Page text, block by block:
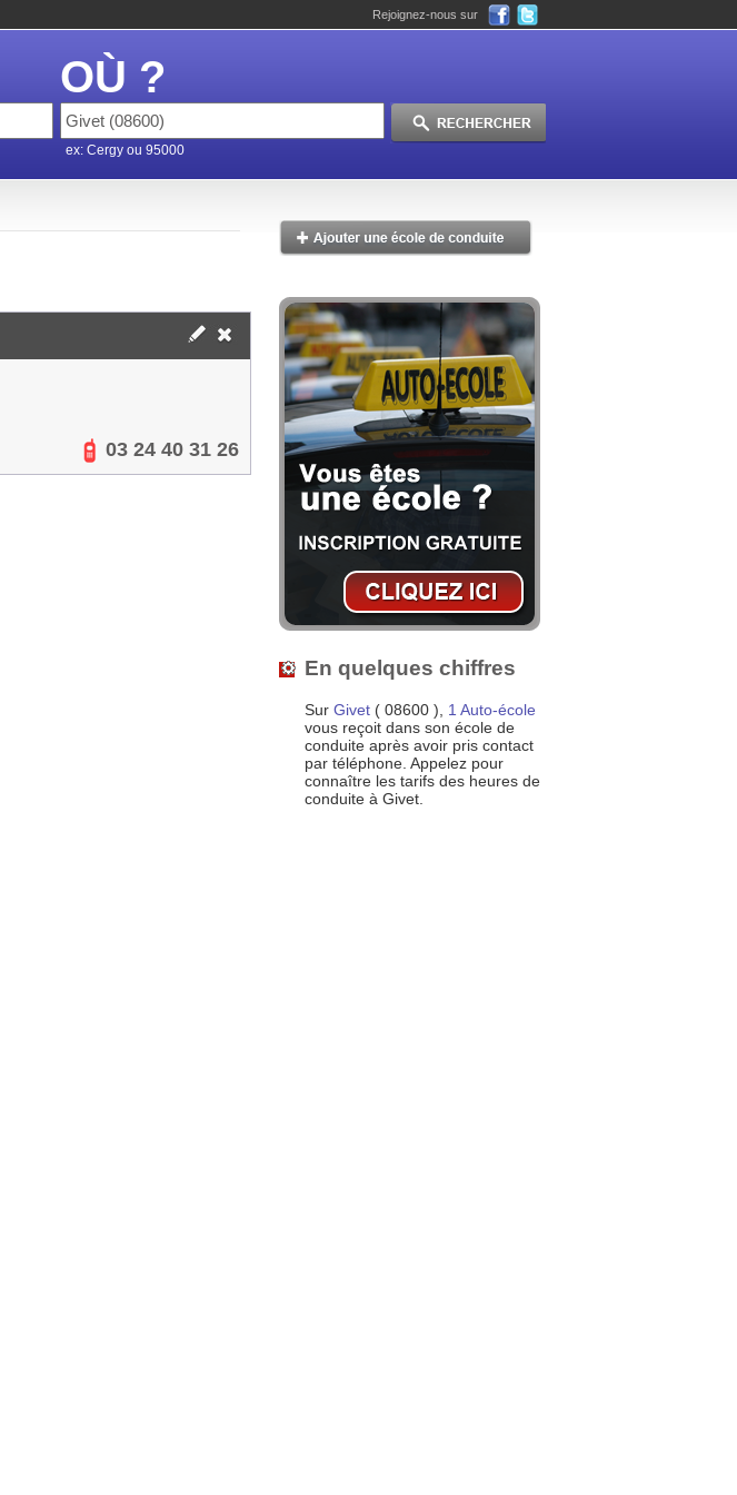
Rejoignez-nous sur
OÙ ?
ex: Cergy ou 95000
03 24 40 31 26
En quelques chiffres
Sur Givet ( 08600 ), 1 Auto-école
vous reçoit dans son école de
conduite après avoir pris contact
par téléphone. Appelez pour
connaître les tarifs des heures de
conduite à Givet.